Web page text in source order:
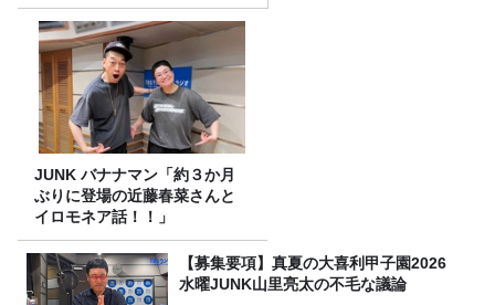
定！
JUNK バナナマン「約３か月
ぶりに登場の近藤春菜さんと
イロモネア話！！」
【募集要項】真夏の大喜利甲子園2026
水曜JUNK山里亮太の不毛な議論